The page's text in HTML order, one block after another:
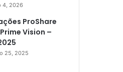
Lite
4, 2026
ProShare
Vision –
25, 2025